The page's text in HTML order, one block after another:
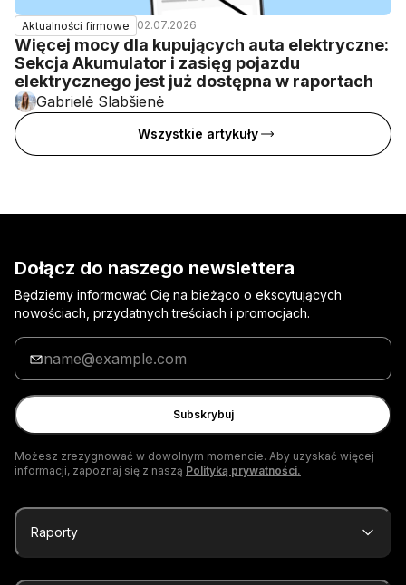
Aktualności firmowe 02.07.2026
Więcej mocy dla kupujących auta elektryczne:
Sekcja Akumulator i zasięg pojazdu
elektrycznego jest już dostępna w raportach
Gabrielė Slabšienė
Wszystkie artykuły
Dołącz do naszego newslettera
Będziemy informować Cię na bieżąco o ekscytujących
nowościach, przydatnych treściach i promocjach.
Wpisz
adres
e-
mail
Subskrybuj
Możesz zrezygnować w dowolnym momencie. Aby uzyskać więcej
informacji, zapoznaj się z naszą Polityką prywatności.
Raporty